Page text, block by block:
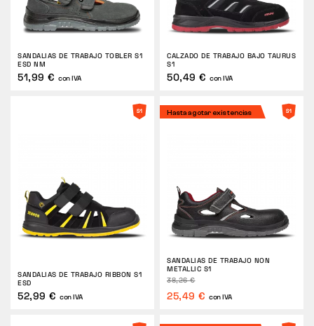
SANDALIAS DE TRABAJO TOBLER S1
ESD NM
51,99 € con IVA
CALZADO DE TRABAJO BAJO TAURUS
S1
50,49 € con IVA
SANDALIAS DE TRABAJO RIBBON S1
ESD
52,99 € con IVA
Hasta agotar existencias
SANDALIAS DE TRABAJO NON
METALLIC S1
38,26 €
25,49 € con IVA